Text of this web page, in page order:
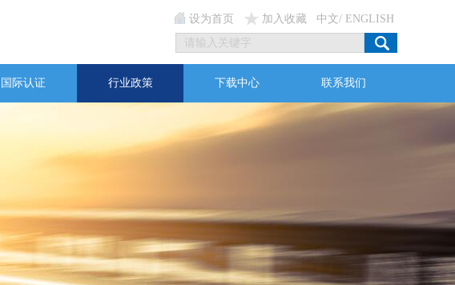
设为首页 加入收藏 中文/ ENGLISH
国际认证 行业政策 下载中心 联系我们